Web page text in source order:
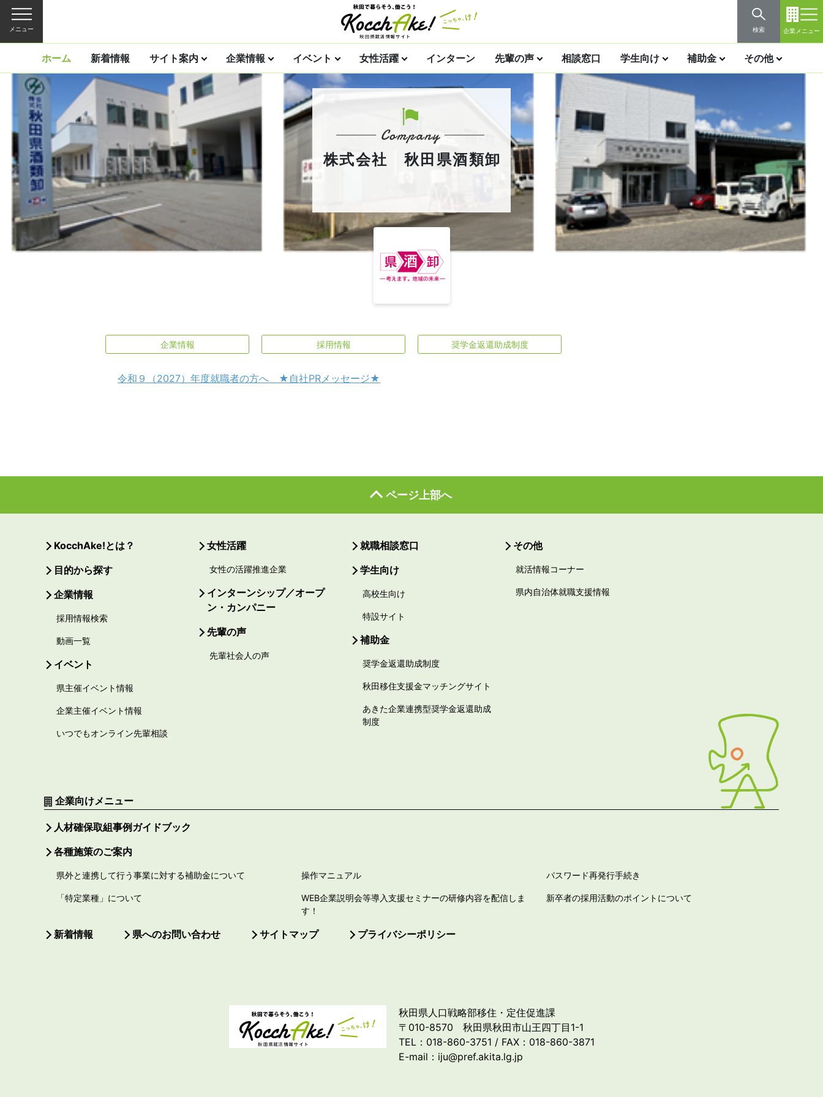
メニュー 検索 企業メニュー
ホーム 新着情報 サイト案内 企業情報 イベント 女性活躍 インターン 先輩の声 相談窓口 学生向け 補助金 その他
株式会社 秋田県酒類卸
企業情報 採用情報 奨学金返還助成制度
令和９（2027）年度就職者の方へ ★自社PRメッセージ★
ページ上部へ
KocchAke!とは？
目的から探す
企業情報
採用情報検索
動画一覧
イベント
県主催イベント情報
企業主催イベント情報
いつでもオンライン先輩相談
女性活躍
女性の活躍推進企業
インターンシップ／オープ
ン・カンパニー
先輩の声
先輩社会人の声
就職相談窓口
学生向け
高校生向け
特設サイト
補助金
奨学金返還助成制度
秋田移住支援金マッチングサイト
あきた企業連携型奨学金返還助成
制度
その他
就活情報コーナー
県内自治体就職支援情報
企業向けメニュー
人材確保取組事例ガイドブック
各種施策のご案内
県外と連携して行う事業に対する補助金について 操作マニュアル パスワード再発行手続き
「特定業種」について
WEB企業説明会等導入支援セミナーの研修内容を配信しま
す！
新卒者の採用活動のポイントについて
新着情報 県へのお問い合わせ サイトマップ プライバシーポリシー
秋田県人口戦略部移住・定住促進課
〒010-8570 秋田県秋田市山王四丁目1-1
TEL：018-860-3751 / FAX：018-860-3871
E-mail：iju@pref.akita.lg.jp